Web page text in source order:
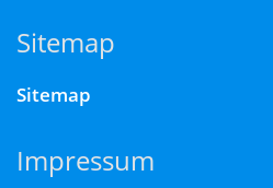
Sitemap
Sitemap
Impressum